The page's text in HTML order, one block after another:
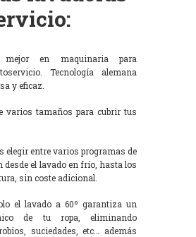
mejor en maquinaria para
Tecnología alemana
y eficaz.
varios tamaños para cubrir tus
elegir entre varios programas de
desde el lavado en frío, hasta los
sin coste adicional.
el lavado a 60º garantiza un
de tu ropa, eliminando
suciedades, etc… además